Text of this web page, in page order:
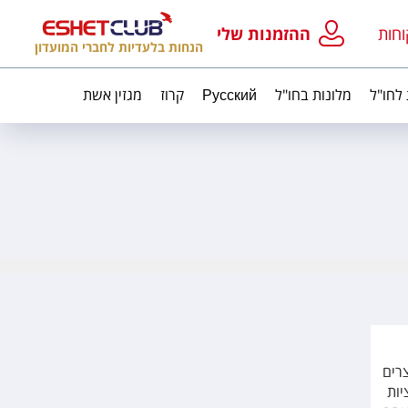
ההזמנות שלי
הנחות בלעדיות לחברי המועדון
לחו"ל מלונות בחו"ל Русский קרוז מגזין אשת